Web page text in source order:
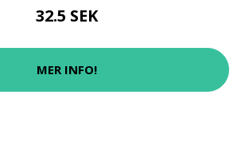
32.5 SEK
MER INFO!